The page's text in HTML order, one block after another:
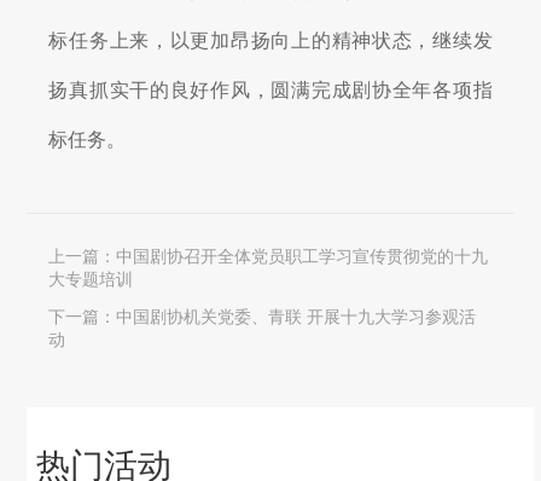
标任务上来，以更加昂扬向上的精神状态，继续发
扬真抓实干的良好作风，圆满完成剧协全年各项指
标任务。
上一篇： 中国剧协召开全体党员职工学习宣传贯彻党的十九
大专题培训
下一篇： 中国剧协机关党委、青联 开展十九大学习参观活
动
热门活动